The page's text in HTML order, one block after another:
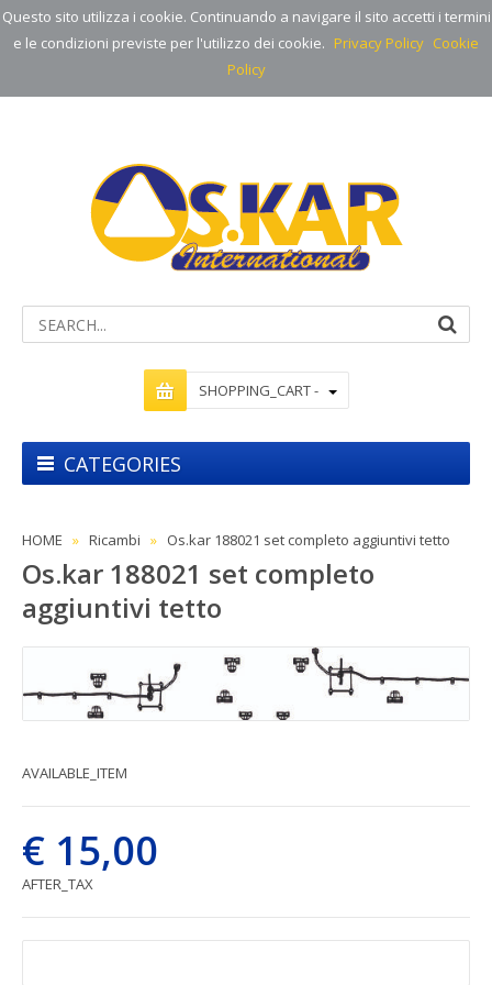
Questo sito utilizza i cookie. Continuando a navigare il sito accetti i termini
e le condizioni previste per l'utilizzo dei cookie. Privacy Policy Cookie
Policy
SHOPPING_CART -
CATEGORIES
HOME Ricambi Os.kar 188021 set completo aggiuntivi tetto
Os.kar 188021 set completo
aggiuntivi tetto
AVAILABLE_ITEM
€ 15,00
AFTER_TAX